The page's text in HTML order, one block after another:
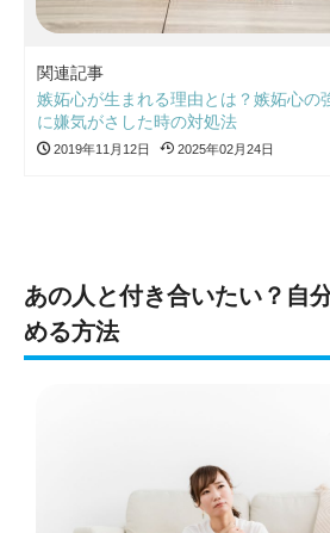
関連記事
嫉妬心が生まれる理由とは？嫉妬心の
に嫌気がさした時の対処法
2019年11月12日 2025年02月24日
あの人と付き合いたい？自
める方法